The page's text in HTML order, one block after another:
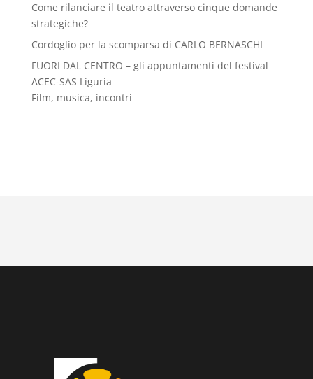
Come rilanciare il teatro attraverso cinque domande
strategiche?
Cordoglio per la scomparsa di CARLO BERNASCHI
FUORI DAL CENTRO – gli appuntamenti del festival
ACEC-SAS Liguria
Film, musica, incontri